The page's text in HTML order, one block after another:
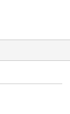
」